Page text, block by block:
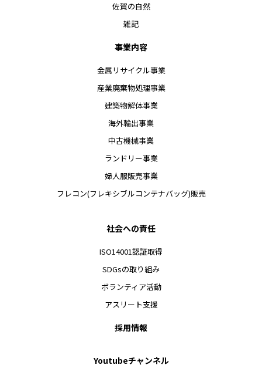
佐賀の自然
雑記
事業内容
金属リサイクル事業
産業廃棄物処理事業
建築物解体事業
海外輸出事業
中古機械事業
ランドリー事業
婦人服販売事業
フレコン(フレキシブルコンテナバッグ)販売
社会への責任
ISO14001認証取得
SDGsの取り組み
ボランティア活動
アスリート支援
採用情報
Youtubeチャンネル